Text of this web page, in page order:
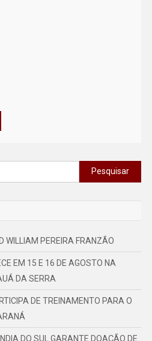
Pesquisar
por:
WILLIAM PEREIRA FRANZÃO
EM 15 E 16 DE AGOSTO NA
DA SERRA
DE TREINAMENTO PARA O
DO SUL GARANTE DOAÇÃO DE